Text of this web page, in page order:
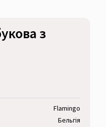
з
Flamingo
Бельгія